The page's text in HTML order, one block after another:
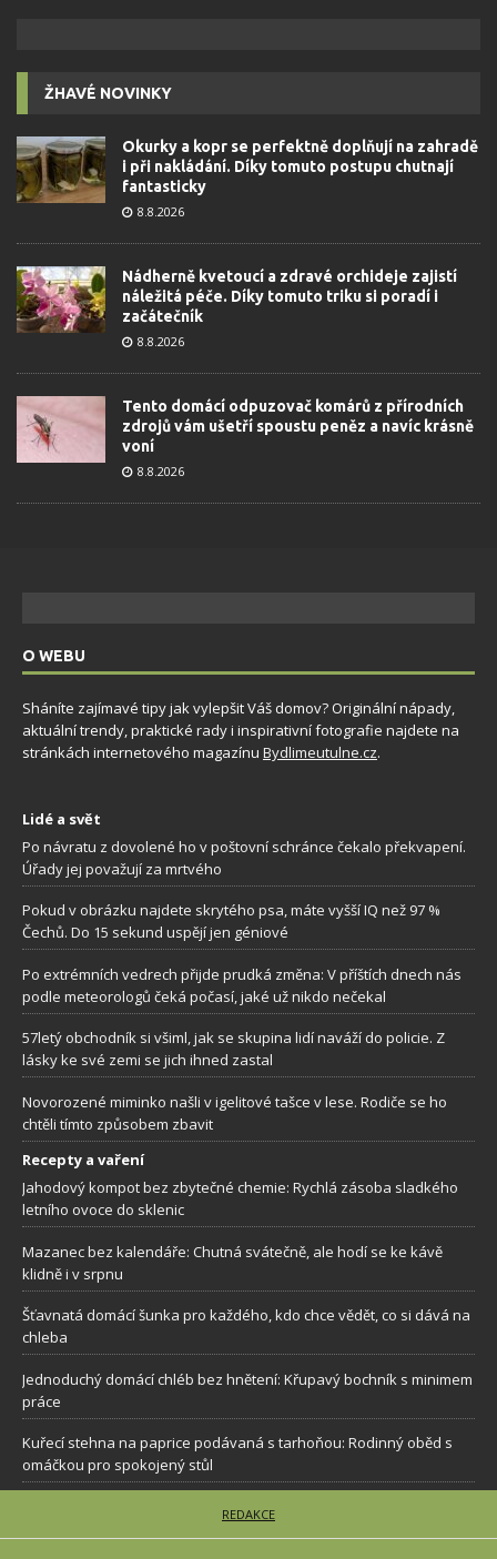
ŽHAVÉ NOVINKY
Okurky a kopr se perfektně doplňují na zahradě
i při nakládání. Díky tomuto postupu chutnají
fantasticky
8.8.2026
Nádherně kvetoucí a zdravé orchideje zajistí
náležitá péče. Díky tomuto triku si poradí i
začátečník
8.8.2026
Tento domácí odpuzovač komárů z přírodních
zdrojů vám ušetří spoustu peněz a navíc krásně
voní
8.8.2026
O WEBU
Sháníte zajímavé tipy jak vylepšit Váš domov? Originální nápady,
aktuální trendy, praktické rady i inspirativní fotografie najdete na
stránkách internetového magazínu Bydlimeutulne.cz.
Lidé a svět
Po návratu z dovolené ho v poštovní schránce čekalo překvapení.
Úřady jej považují za mrtvého
Pokud v obrázku najdete skrytého psa, máte vyšší IQ než 97 %
Čechů. Do 15 sekund uspějí jen géniové
Po extrémních vedrech přijde prudká změna: V příštích dnech nás
podle meteorologů čeká počasí, jaké už nikdo nečekal
57letý obchodník si všiml, jak se skupina lidí naváží do policie. Z
lásky ke své zemi se jich ihned zastal
Novorozené miminko našli v igelitové tašce v lese. Rodiče se ho
chtěli tímto způsobem zbavit
Recepty a vaření
Jahodový kompot bez zbytečné chemie: Rychlá zásoba sladkého
letního ovoce do sklenic
Mazanec bez kalendáře: Chutná svátečně, ale hodí se ke kávě
klidně i v srpnu
Šťavnatá domácí šunka pro každého, kdo chce vědět, co si dává na
chleba
Jednoduchý domácí chléb bez hnětení: Křupavý bochník s minimem
práce
Kuřecí stehna na paprice podávaná s tarhoňou: Rodinný oběd s
omáčkou pro spokojený stůl
REDAKCE